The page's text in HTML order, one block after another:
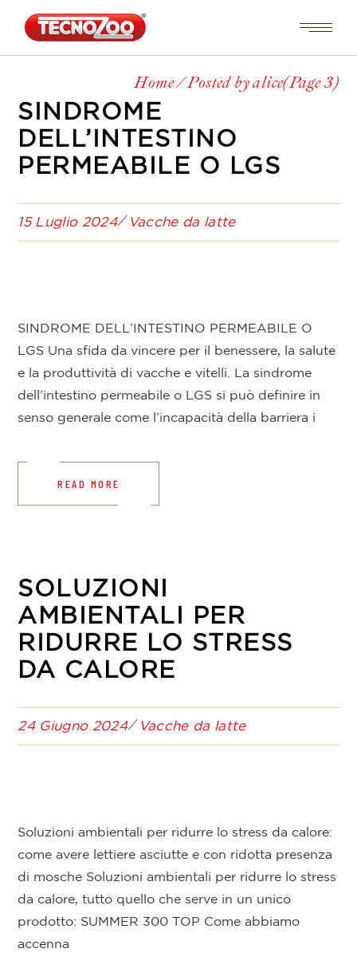
Home Posted by alice(Page 3)
SINDROME
DELL’INTESTINO
PERMEABILE O LGS
15 Luglio 2024 Vacche da latte
SINDROME DELL’INTESTINO PERMEABILE O
LGS Una sfida da vincere per il benessere, la salute
e la produttività di vacche e vitelli. La sindrome
dell’intestino permeabile o LGS si può definire in
senso generale come l’incapacità della barriera i
READ MORE
SOLUZIONI
AMBIENTALI PER
RIDURRE LO STRESS
DA CALORE
24 Giugno 2024 Vacche da latte
Soluzioni ambientali per ridurre lo stress da calore:
come avere lettiere asciutte e con ridotta presenza
di mosche Soluzioni ambientali per ridurre lo stress
da calore, tutto quello che serve in un unico
prodotto: SUMMER 300 TOP Come abbiamo
accenna